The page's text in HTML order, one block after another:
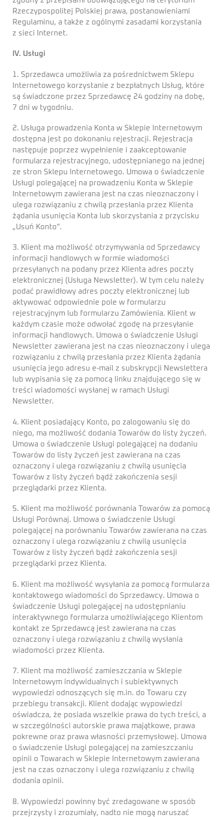
Rzeczypospolitej Polskiej prawa, postanowieniami
Regulaminu, a także z ogólnymi zasadami korzystania
z sieci Internet.
IV. Usługi
1. Sprzedawca umożliwia za pośrednictwem Sklepu
Internetowego korzystanie z bezpłatnych Usług, które
są świadczone przez Sprzedawcę 24 godziny na dobę,
7 dni w tygodniu.
2. Usługa prowadzenia Konta w Sklepie Internetowym
dostępna jest po dokonaniu rejestracji. Rejestracja
następuje poprzez wypełnienie i zaakceptowanie
formularza rejestracyjnego, udostępnianego na jednej
ze stron Sklepu Internetowego. Umowa o świadczenie
Usługi polegającej na prowadzeniu Konta w Sklepie
Internetowym zawierana jest na czas nieoznaczony i
ulega rozwiązaniu z chwilą przesłania przez Klienta
żądania usunięcia Konta lub skorzystania z przycisku
„Usuń Konto”.
3. Klient ma możliwość otrzymywania od Sprzedawcy
informacji handlowych w formie wiadomości
przesyłanych na podany przez Klienta adres poczty
elektronicznej (Usługa Newsletter). W tym celu należy
podać prawidłowy adres poczty elektronicznej lub
aktywować odpowiednie pole w formularzu
rejestracyjnym lub formularzu Zamówienia. Klient w
każdym czasie może odwołać zgodę na przesyłanie
informacji handlowych. Umowa o świadczenie Usługi
Newsletter zawierana jest na czas nieoznaczony i ulega
rozwiązaniu z chwilą przesłania przez Klienta żądania
usunięcia jego adresu e-mail z subskrypcji Newslettera
lub wypisania się za pomocą linku znajdującego się w
treści wiadomości wysłanej w ramach Usługi
Newsletter.
4. Klient posiadający Konto, po zalogowaniu się do
niego, ma możliwość dodania Towarów do listy życzeń.
Umowa o świadczenie Usługi polegającej na dodaniu
Towarów do listy życzeń jest zawierana na czas
oznaczony i ulega rozwiązaniu z chwilą usunięcia
Towarów z listy życzeń bądź zakończenia sesji
przeglądarki przez Klienta.
5. Klient ma możliwość porównania Towarów za pomocą
Usługi Porównaj. Umowa o świadczenie Usługi
polegającej na porównaniu Towarów zawierana na czas
oznaczony i ulega rozwiązaniu z chwilą usunięcia
Towarów z listy życzeń bądź zakończenia sesji
przeglądarki przez Klienta.
6. Klient ma możliwość wysyłania za pomocą formularza
kontaktowego wiadomości do Sprzedawcy. Umowa o
świadczenie Usługi polegającej na udostępnianiu
interaktywnego formularza umożliwiającego Klientom
kontakt ze Sprzedawcą jest zawierana na czas
oznaczony i ulega rozwiązaniu z chwilą wysłania
wiadomości przez Klienta.
7. Klient ma możliwość zamieszczania w Sklepie
Internetowym indywidualnych i subiektywnych
wypowiedzi odnoszących się m.in. do Towaru czy
przebiegu transakcji. Klient dodając wypowiedzi
oświadcza, że posiada wszelkie prawa do tych treści, a
w szczególności autorskie prawa majątkowe, prawa
pokrewne oraz prawa własności przemysłowej. Umowa
o świadczenie Usługi polegającej na zamieszczaniu
opinii o Towarach w Sklepie Internetowym zawierana
jest na czas oznaczony i ulega rozwiązaniu z chwilą
dodania opinii.
8. Wypowiedzi powinny być zredagowane w sposób
przejrzysty i zrozumiały, nadto nie mogą naruszać